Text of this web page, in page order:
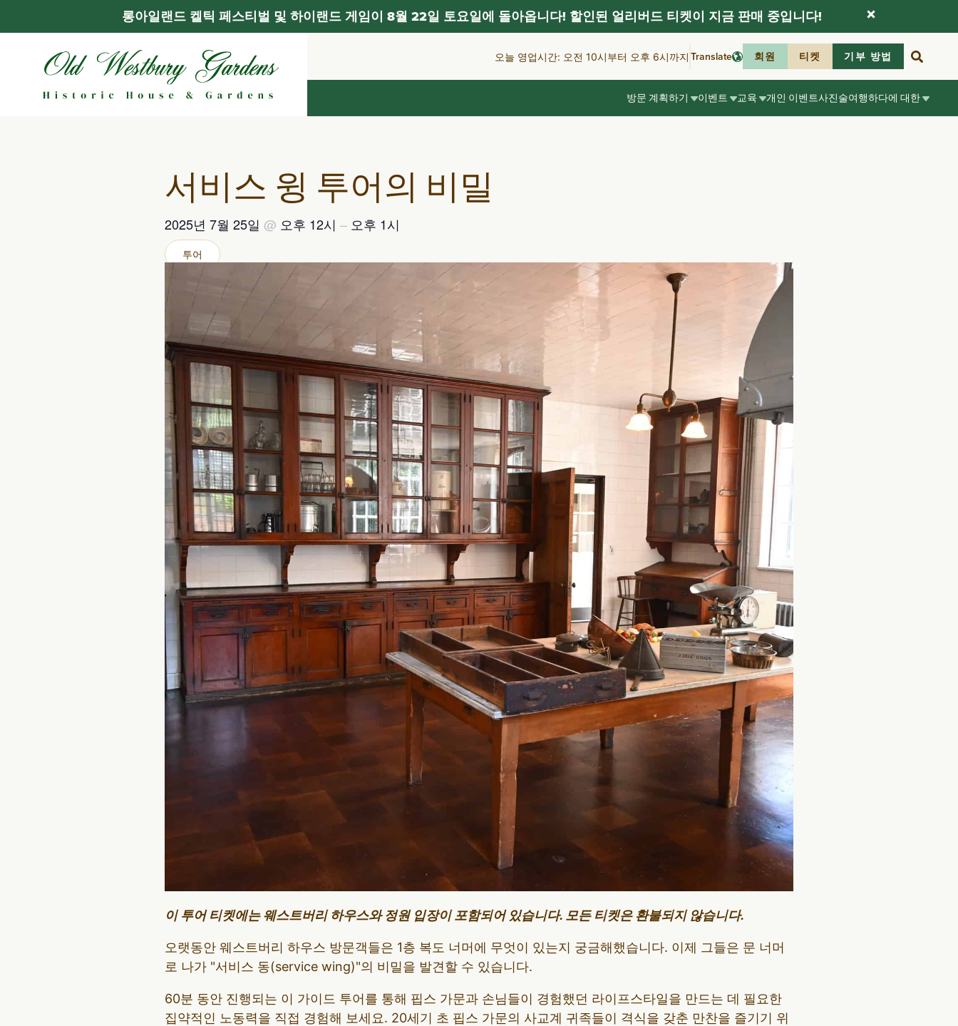
오늘 영업시간: 오전 10시부터 오후 6시까지 Translate 회원 티켓 기부 방법
방문 계획하기 이벤트 교육 개인 이벤트사진술여행하다에 대한
서비스 윙 투어의 비밀
2025년 7월 25일 @ 오후 12시 – 오후 1시
투어
이 투어 티켓에는 웨스트버리 하우스와 정원 입장이 포함되어 있습니다. 모든 티켓은 환불되지 않습니다.
오랫동안 웨스트버리 하우스 방문객들은 1층 복도 너머에 무엇이 있는지 궁금해했습니다. 이제 그들은 문 너머
로 나가 "서비스 동(service wing)"의 비밀을 발견할 수 있습니다.
60분 동안 진행되는 이 가이드 투어를 통해 핍스 가문과 손님들이 경험했던 라이프스타일을 만드는 데 필요한
집약적인 노동력을 직접 경험해 보세요. 20세기 초 핍스 가문의 사교계 귀족들이 격식을 갖춘 만찬을 즐기기 위
롱아일랜드 켈틱 페스티벌 및 하이랜드 게임이 8월 22일 토요일에 돌아옵니다! 할인된 얼리버드 티켓이 지금 판매 중입니다!